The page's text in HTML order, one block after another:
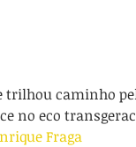
no eco
Fraga